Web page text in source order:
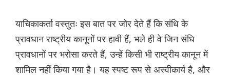
याचिकाकर्ता वस्तुतः इस बात पर जोर देते हैं कि संधि के
प्रावधान राष्ट्रीय कानूनों पर हावी हैं, भले ही वे जिन संधि
प्रावधानों पर भरोसा करते हैं, उन्हें किसी भी राष्ट्रीय कानून में
शामिल नहीं किया गया है। यह स्पष्ट रूप से अस्वीकार्य है, और